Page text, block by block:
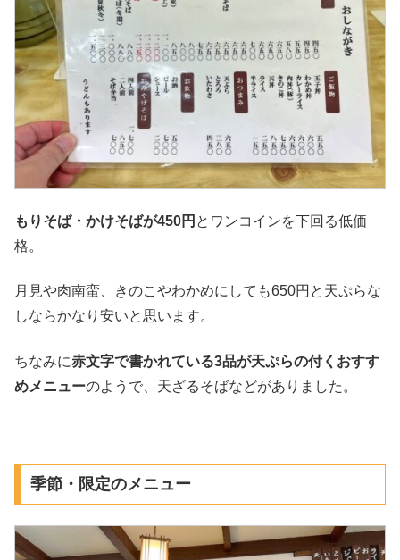
もりそば・かけそばが450円 とワンコインを下回る低価
格。
月見や肉南蛮、きのこやわかめにしても650円と天ぷらな
しならかなり安いと思います。
ちなみに赤文字で書かれている3品が天ぷらの付くおすす
めメニューのようで、天ざるそばなどがありました。
季節・限定のメニュー